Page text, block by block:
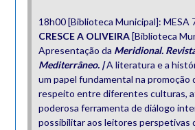
18h00 [Biblioteca Municipal]: MESA
CRESCE A OLIVEIRA[Biblioteca
Apresentação da Meridional.
Mediterrâneo. |A literatura e a
um papel fundamental na promoção
respeito entre diferentes culturas,
poderosa ferramenta de diálogo
possibilitar aos leitores perspetivas